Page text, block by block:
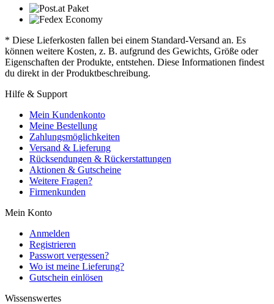
* Diese Lieferkosten fallen bei einem Standard-Versand an. Es
können weitere Kosten, z. B. aufgrund des Gewichts, Größe oder
Eigenschaften der Produkte, entstehen. Diese Informationen findest
du direkt in der Produktbeschreibung.
Hilfe & Support
Mein Kundenkonto
Meine Bestellung
Zahlungsmöglichkeiten
Versand & Lieferung
Rücksendungen & Rückerstattungen
Aktionen & Gutscheine
Weitere Fragen?
Firmenkunden
Mein Konto
Anmelden
Registrieren
Passwort vergessen?
Wo ist meine Lieferung?
Gutschein einlösen
Wissenswertes